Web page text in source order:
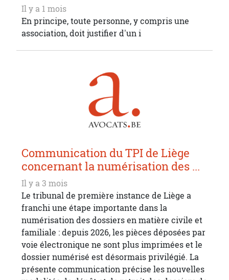
Il y a 1 mois
En principe, toute personne, y compris une
association, doit justifier d'un i
Communication du TPI de Liège
concernant la numérisation des ...
Il y a 3 mois
Le tribunal de première instance de Liège a
franchi une étape importante dans la
numérisation des dossiers en matière civile et
familiale : depuis 2026, les pièces déposées par
voie électronique ne sont plus imprimées et le
dossier numérisé est désormais privilégié. La
présente communication précise les nouvelles